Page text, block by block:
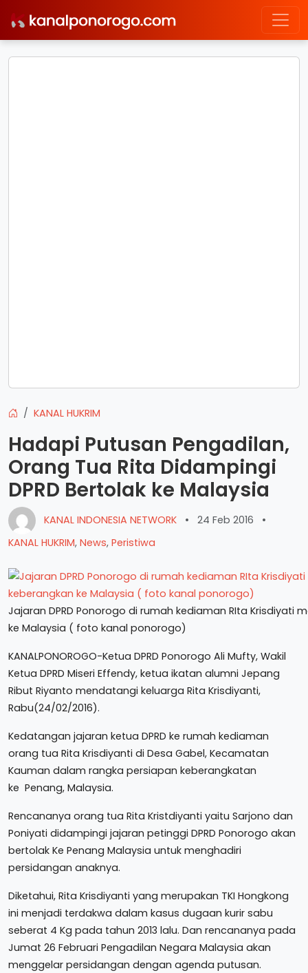
KANAL HUKRIM
Hadapi Putusan Pengadilan,
Orang Tua Rita Didampingi
DPRD Bertolak ke Malaysia
KANAL INDONESIA NETWORK • 24 Feb 2016
•
KANAL HUKRIM, News, Peristiwa
Jajaran DPRD Ponorogo di rumah kediaman RIta Krisdiyati
ke Malaysia ( foto kanal ponorogo)
KANALPONOROGO-Ketua DPRD Ponorogo Ali Mufty, Wakil
Ketua DPRD Miseri Effendy, ketua ikatan alumni Jepang
Ribut Riyanto mendatangi keluarga Rita Krisdiyanti,
Rabu(24/02/2016).
Kedatangan jajaran ketua DPRD ke rumah kediaman
orang tua Rita Krisdiyanti di Desa Gabel, Kecamatan
Kauman dalam rangka persiapan keberangkatan
ke Penang, Malaysia.
Rencananya orang tua Rita Kristdiyanti yaitu Sarjono dan
Poniyati didampingi jajaran petinggi DPRD Ponorogo akan
bertolak Ke Penang Malaysia untuk menghadiri
persidangan anaknya.
Diketahui, Rita Krisdiyanti yang merupakan TKI Hongkong
ini menjadi terdakwa dalam kasus dugaan kurir sabu
seberat 4 Kg pada tahun 2013 lalu. Dan rencananya pada
Jumat 26 Februari Pengadilan Negara Malaysia akan
menggelar persidangan dengan agenda putusan.